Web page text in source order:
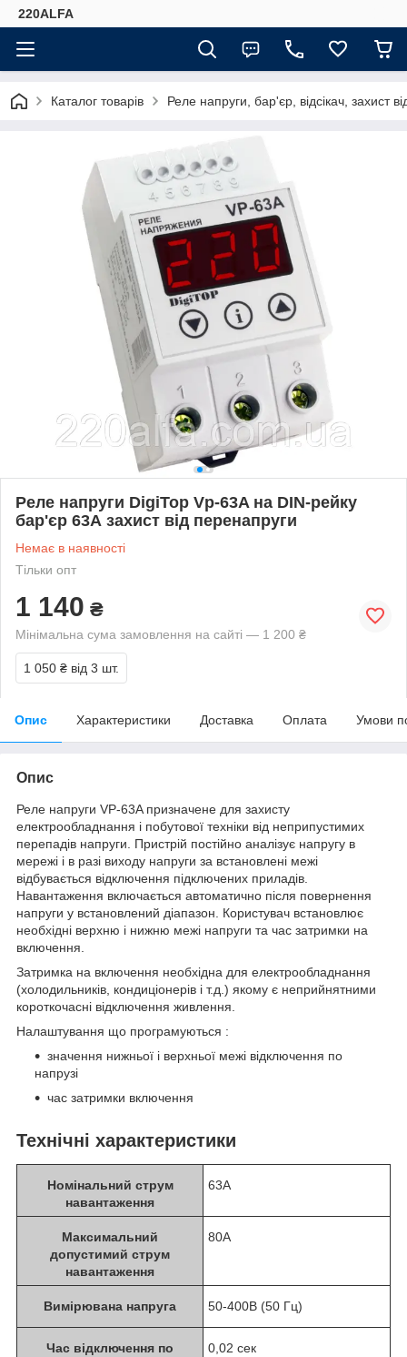
220ALFA
Каталог товарів Реле напруги, бар'єр, відсікач, захист
Реле напруги DigiTop Vp-63A на DIN-рейку
бар'єр 63А захист від перенапруги
Немає в наявності
Тільки опт
1 140 ₴
Мінімальна сума замовлення на сайті — 1 200 ₴
1 050 ₴ від 3 шт.
Опис Характеристики Доставка Оплата Умови
Опис
Реле напруги VP-63A призначене для захисту
електрообладнання і побутової техніки від неприпустимих
перепадів напруги. Пристрій постійно аналізує напругу в
мережі і в разі виходу напруги за встановлені межі
відбувається відключення підключених приладів.
Навантаження включається автоматично після повернення
напруги у встановлений діапазон. Користувач встановлює
необхідні верхню і нижню межі напруги та час затримки на
включення.
Затримка на включення необхідна для електрообладнання
(холодильників, кондиціонерів і т.д.) якому є неприйнятними
короткочасні відключення живлення.
Налаштування що програмуються :
значення нижньої і верхньої межі відключення по
напрузі
час затримки включення
Технічні характеристики
Номінальний струм
навантаження
63A
Максимальний
допустимий струм
навантаження
80A
Вимірювана напруга 50-400В (50 Гц)
Час відключення по
0,02 сек